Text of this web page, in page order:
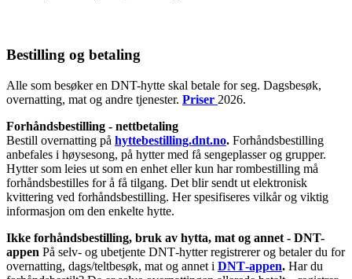
Bestilling og betaling
Alle som besøker en DNT-hytte skal betale for seg. Dagsbesøk,
overnatting, mat og andre tjenester. Priser 2026.
Forhåndsbestilling - nettbetaling
Bestill overnatting på hyttebestilling.dnt.no. Forhåndsbestilling
anbefales i høysesong, på hytter med få sengeplasser og grupper.
Hytter som leies ut som en enhet eller kun har rombestilling må
forhåndsbestilles for å få tilgang. Det blir sendt ut elektronisk
kvittering ved forhåndsbestilling. Her spesifiseres vilkår og viktig
informasjon om den enkelte hytte.
Ikke forhåndsbestilling, bruk av hytta, mat og annet - DNT-
appen På selv- og ubetjente DNT‑hytter registrerer og betaler du for
overnatting, dags/teltbesøk, mat og annet i DNT‑appen. Har du